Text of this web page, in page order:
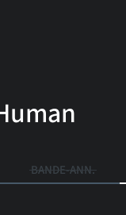
BANDE-ANN.